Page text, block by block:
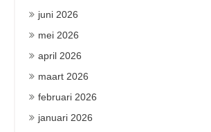
juni 2026
mei 2026
april 2026
maart 2026
februari 2026
januari 2026